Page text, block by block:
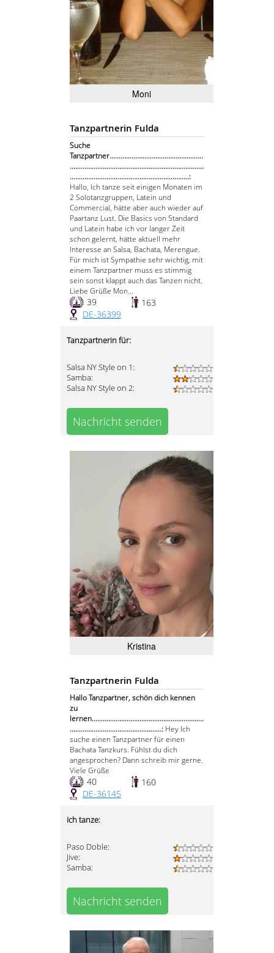
Moni
Tanzpartnerin Fulda
Suche
Tanzpartner...................................................
.........................................................................
.................................................................:
Hallo, Ich tanze seit einigen Monaten im
2 Solotanzgruppen, Latein und
Commercial, hätte aber auch wieder auf
Paartanz Lust. Die Basics von Standard
und Latein habe ich vor langer Zeit
schon gelernt, hätte aktuell mehr
Interesse an Salsa, Bachata, Merengue.
Für mich ist Sympathie sehr wichtig, mit
einem Tanzpartner muss es stimmig
sein sonst klappt auch das Tanzen nicht.
Liebe Grüße Mon...
39
163
DE-36399
Tanzpartnerin für:
Salsa NY Style on 1:
Samba:
Salsa NY Style on 2:
Nachricht senden
Kristina
Tanzpartnerin Fulda
Hallo Tanzpartner, schön dich kennen
zu
lernen.............................................................
..................................................: Hey Ich
suche einen Tanzpartner für einen
Bachata Tanzkurs. Fühlst du dich
angesprochen? Dann schreib mir gerne.
Viele Grüße
40
160
DE-36145
Ich tanze:
Paso Doble:
Jive:
Samba:
Nachricht senden